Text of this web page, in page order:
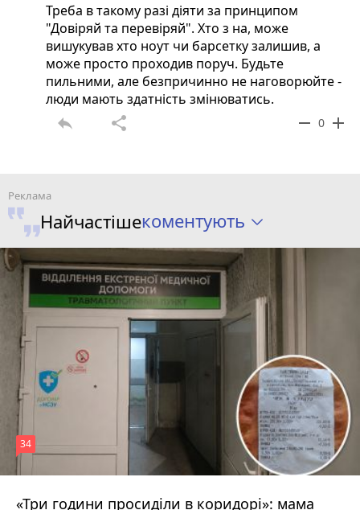
Треба в такому разі діяти за принципом
"Довіряй та перевіряй". Хто з на, може
вишукував хто ноут чи барсетку залишив, а
може просто проходив поруч. Будьте
пильними, але безпричинно не наговорюйте -
люди мають здатність змінюватись.
reply share remove 0 add
Найчастішекоментують
«Три години просиділи в коридорі»: мама
34
Вчора о 13:05